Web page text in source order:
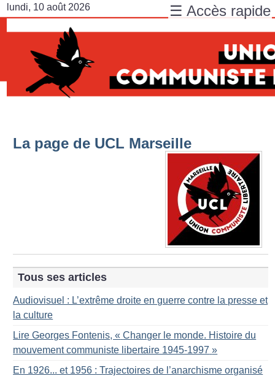
lundi, 10 août 2026
La page de UCL Marseille
Tous ses articles
Audiovisuel : L’extrême droite en guerre contre la presse et
la culture
Lire Georges Fontenis, « Changer le monde. Histoire du
mouvement communiste libertaire 1945-1997 »
En 1926... et 1956 : Trajectoires de l’anarchisme organisé
☰ Accès rapide